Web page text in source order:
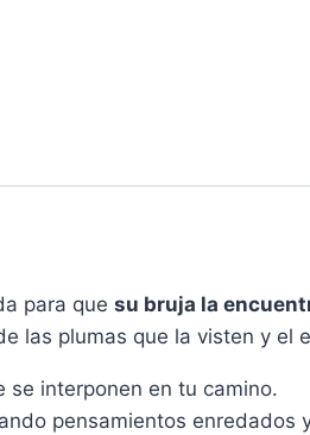
para que su bruja la
las plumas que la visten y el
se interponen en tu camino.
pensamientos enredados